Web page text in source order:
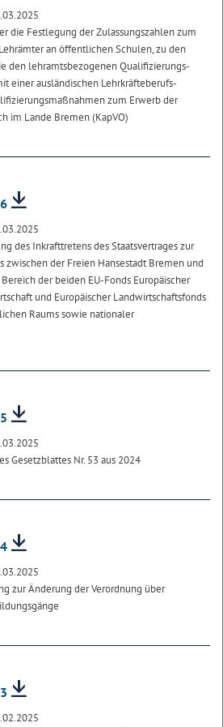
die Festlegung der Zulassungszahlen zum
an öffentlichen Schulen, zu den
den lehramtsbezogenen Qualifizierungs-
einer ausländischen Lehrkräfteberufs-
zum Erwerb der
im Lande Bremen (KapVO)
des Inkrafttretens des Staatsvertrages zur
zwischen der Freien Hansestadt Bremen und
der beiden EU-Fonds Europäischer
und Europäischer Landwirtschaftsfonds
Raums sowie nationaler
Gesetzblattes Nr. 53 aus 2024
zur Änderung der Verordnung über